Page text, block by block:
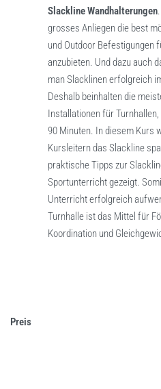
Slackline Wandhalterungen
grosses Anliegen die best
und Outdoor Befestigungen
anzubieten. Und dazu auch
man Slacklinen erfolgreich
Deshalb beinhalten die
Installationen für
90 Minuten. In diesem Kurs
Kursleitern das Slackline
praktische Tipps zur
Sportunterricht gezeigt.
Unterricht erfolgreich
Turnhalle ist das Mittel für
Koordination und
Preis